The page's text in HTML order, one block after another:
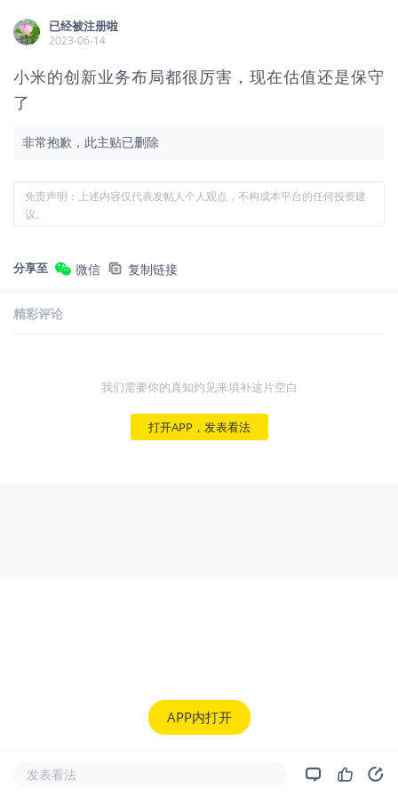
已经被注册啦
2023-06-14
小米的创新业务布局都很厉害，现在估值还是保守
了
非常抱歉，此主贴已删除
免责声明：上述内容仅代表发帖人个人观点，不构成本平台的任何投资建
议。
分享至 微信 复制链接
精彩评论
我们需要你的真知灼见来填补这片空白
打开APP，发表看法
APP内打开
发表看法